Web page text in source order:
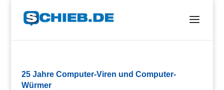
25 Jahre Computer-Viren und Computer-
Würmer